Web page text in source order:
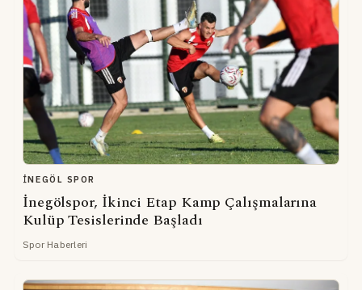
İNEGÖL SPOR
İnegölspor, İkinci Etap Kamp Çalışmalarına
Kulüp Tesislerinde Başladı
Spor Haberleri